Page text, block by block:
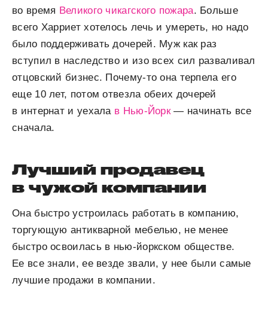
во время Великого чикагского пожара. Больше
всего Харриет хотелось лечь и умереть, но надо
было поддерживать дочерей. Муж как раз
вступил в наследство и изо всех сил разваливал
отцовский бизнес. Почему-то она терпела его
еще 10 лет, потом отвезла обеих дочерей
в интернат и уехала в Нью-Йорк— начинать все
сначала.
Лучший продавец
в чужой компании
Она быстро устроилась работать в компанию,
торгующую антикварной мебелью, не менее
быстро освоилась в нью-йоркском обществе.
Ее все знали, ее везде звали, у нее были самые
лучшие продажи в компании.